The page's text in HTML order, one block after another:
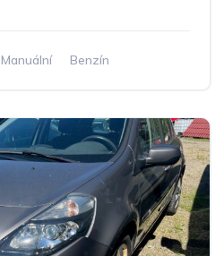
Manuální
Benzín